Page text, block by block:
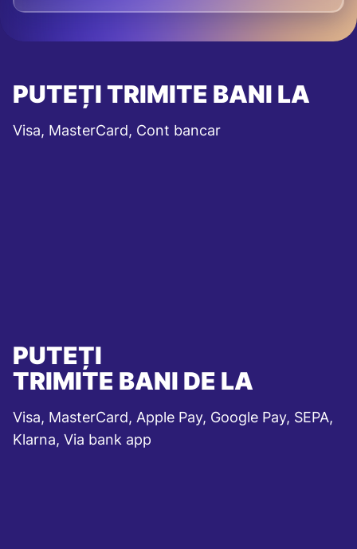
PUTEȚI TRIMITE BANI LA
Visa, MasterCard, Cont bancar
PUTEȚI
TRIMITE BANI DE LA
Visa, MasterCard, Apple Pay, Google Pay, SEPA,
Klarna, Via bank app